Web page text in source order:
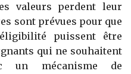
valeurs perdent leur
sont prévues pour que
puissent être
qui ne souhaitent
un mécanisme de